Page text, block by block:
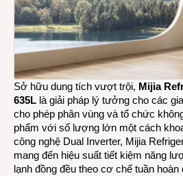
Sở hữu dung tích vượt trội, Mijia
635L là giải pháp lý tưởng cho các
cho phép phân vùng và tổ chức
phẩm với số lượng lớn một cách
công nghệ Dual Inverter, Mijia
mang đến hiệu suất tiết kiệm năng
lạnh đồng đều theo cơ chế tuần